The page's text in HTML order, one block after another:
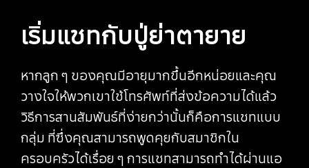
เริ่มแชทกับปู่ย่าตายาย
หากลูก ๆ ของคุณมีอายุมากขึ้นอีกหน่อยและคุณ
วางใจให้พวกเขาใช้โทรศัพท์ที่ส่งข้อความได้แล้ว
วิธีการสานสัมพันธ์ที่ง่ายกว่านั้นก็คือการแชทแบบ
กลุ่ม ที่ซึ่งคุณสามารถพูดคุยกับสมาชิกใน
ครอบครัวได้เรื่อย ๆ การแชทสามารถทำได้ผ่านแอ